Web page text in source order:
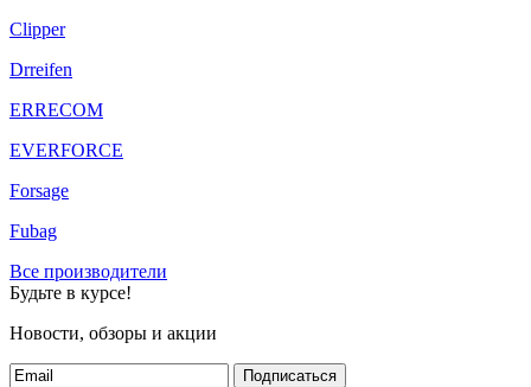
Clipper
Drreifen
ERRECOM
EVERFORCE
Forsage
Fubag
Все производители
Будьте в курсе!
Новости, обзоры и акции
Подписаться